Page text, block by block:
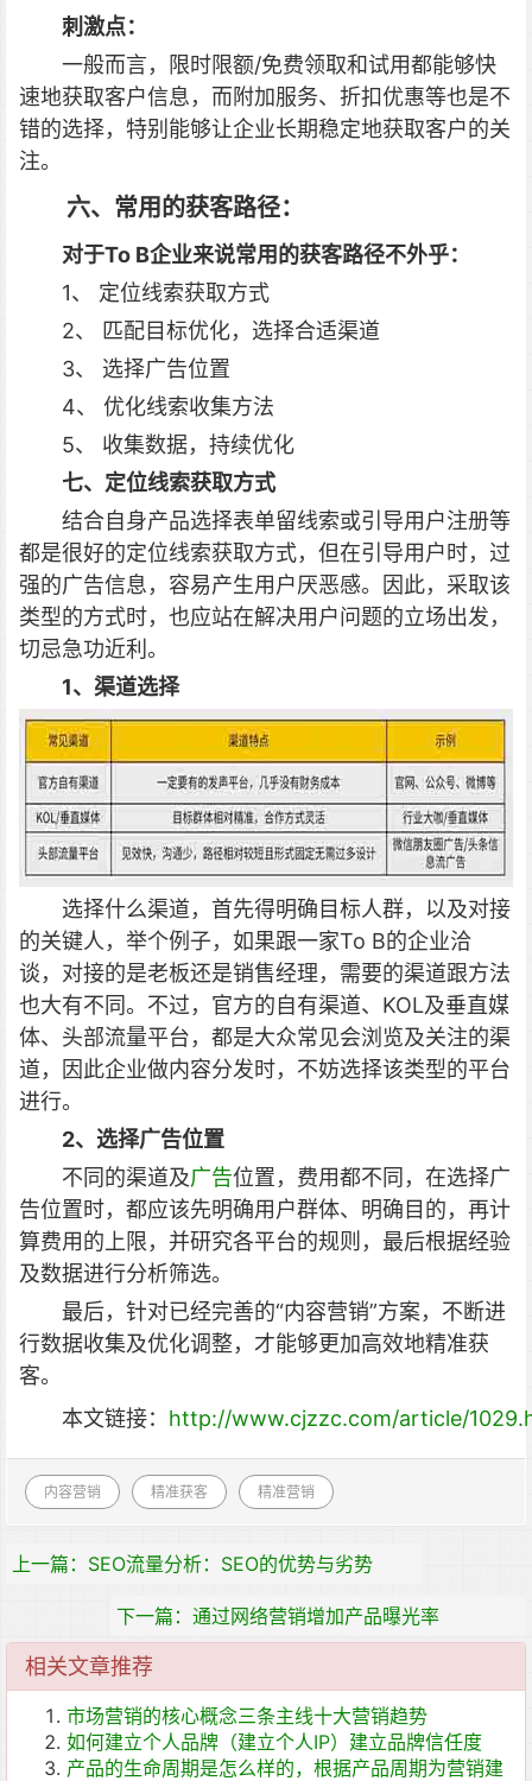
刺激点：
一般而言，限时限额/免费领取和试用都能够快
速地获取客户信息，而附加服务、折扣优惠等也是不
错的选择，特别能够让企业长期稳定地获取客户的关
注。
六、常用的获客路径：
对于To B企业来说常用的获客路径不外乎：
1、 定位线索获取方式
2、 匹配目标优化，选择合适渠道
3、 选择广告位置
4、 优化线索收集方法
5、 收集数据，持续优化
七、定位线索获取方式
结合自身产品选择表单留线索或引导用户注册等
都是很好的定位线索获取方式，但在引导用户时，过
强的广告信息，容易产生用户厌恶感。因此，采取该
类型的方式时，也应站在解决用户问题的立场出发，
切忌急功近利。
1、渠道选择
选择什么渠道，首先得明确目标人群，以及对接
的关键人，举个例子，如果跟一家To B的企业洽
谈，对接的是老板还是销售经理，需要的渠道跟方法
也大有不同。不过，官方的自有渠道、KOL及垂直媒
体、头部流量平台，都是大众常见会浏览及关注的渠
道，因此企业做内容分发时，不妨选择该类型的平台
进行。
2、选择广告位置
不同的渠道及广告位置，费用都不同，在选择广
告位置时，都应该先明确用户群体、明确目的，再计
算费用的上限，并研究各平台的规则，最后根据经验
及数据进行分析筛选。
最后，针对已经完善的“内容营销”方案，不断进
行数据收集及优化调整，才能够更加高效地精准获
客。
本文链接： http://www.cjzzc.com/article/
内容营销 精准获客 精准营销
上一篇：SEO流量分析：SEO的优势与劣势
下一篇：通过网络营销增加产品曝光率
相关文章推荐
市场营销的核心概念三条主线十大营销趋势
如何建立个人品牌（建立个人IP）建立品牌信任度
产品的生命周期是怎么样的，根据产品周期为营销建